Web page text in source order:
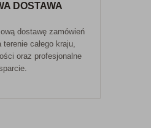
DOSTAWA
dostawę zamówień
terenie całego kraju,
oraz profesjonalne